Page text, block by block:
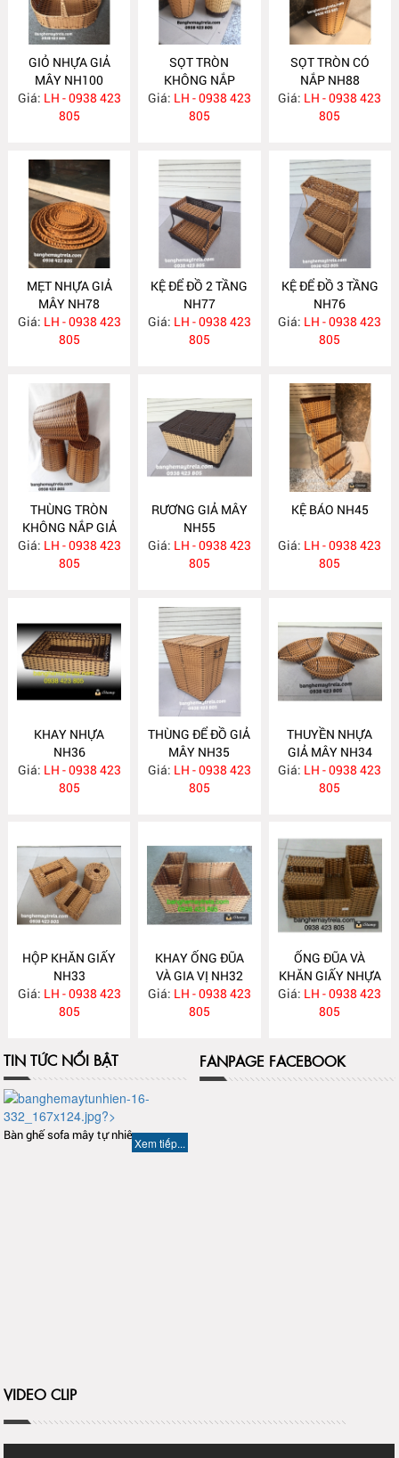
GIỎ NHỰA GIẢ
MÂY NH100
Giá: LH - 0938 423
805
SỌT TRÒN
KHÔNG NẮP
NH89
Giá: LH - 0938 423
805
SỌT TRÒN CÓ
NẮP NH88
Giá: LH - 0938 423
805
MẸT NHỰA GIẢ
MÂY NH78
Giá: LH - 0938 423
805
KỆ ĐỂ ĐỒ 2 TẦNG
NH77
Giá: LH - 0938 423
805
KỆ ĐỂ ĐỒ 3 TẦNG
NH76
Giá: LH - 0938 423
805
THÙNG TRÒN
KHÔNG NẮP GIẢ
MÂY NH69
Giá: LH - 0938 423
805
RƯƠNG GIẢ MÂY
NH55
Giá: LH - 0938 423
805
KỆ BÁO NH45
Giá: LH - 0938 423
805
KHAY NHỰA
NH36
Giá: LH - 0938 423
805
THÙNG ĐỂ ĐỒ GIẢ
MÂY NH35
Giá: LH - 0938 423
805
THUYỀN NHỰA
GIẢ MÂY NH34
Giá: LH - 0938 423
805
HỘP KHĂN GIẤY
NH33
Giá: LH - 0938 423
805
KHAY ỐNG ĐŨA
VÀ GIA VỊ NH32
Giá: LH - 0938 423
805
ỐNG ĐŨA VÀ
KHĂN GIẤY NHỰA
GIẢ MÂY NH31
Giá: LH - 0938 423
805
TIN TỨC NỔI BẬT
Bàn ghế sofa mây tự nhiên
Xem tiếp...
FANPAGE FACEBOOK
VIDEO CLIP